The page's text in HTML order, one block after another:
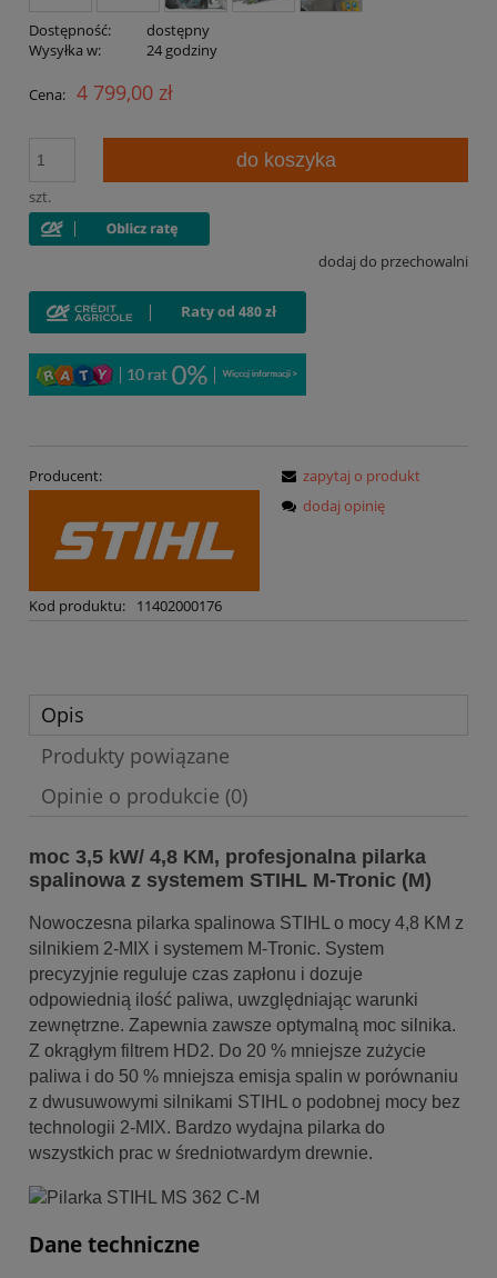
Dostępność:
dostępny
Wysyłka w:
24 godziny
Cena: 4 799,00 zł
szt.
do koszyka
dodaj do przechowalni
Producent:
Kod produktu: 11402000176
zapytaj o produkt
dodaj opinię
Opis
Produkty powiązane
Opinie o produkcie (0)
moc 3,5 kW/ 4,8 KM, profesjonalna pilarka
spalinowa z systemem STIHL M-Tronic (M)
Nowoczesna pilarka spalinowa STIHL o mocy 4,8 KM z
silnikiem 2-MIX i systemem M-Tronic. System
precyzyjnie reguluje czas zapłonu i dozuje
odpowiednią ilość paliwa, uwzględniając warunki
zewnętrzne. Zapewnia zawsze optymalną moc silnika.
Z okrągłym filtrem HD2. Do 20 % mniejsze zużycie
paliwa i do 50 % mniejsza emisja spalin w porównaniu
z dwusuwowymi silnikami STIHL o podobnej mocy bez
technologii 2-MIX. Bardzo wydajna pilarka do
wszystkich prac w średniotwardym drewnie.
Dane techniczne